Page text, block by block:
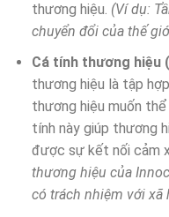
thương hiệu. (Ví dụ:
chuyển đổi của thế
Cá tính thương hiệu
thương hiệu là tập
thương hiệu muốn
tính này giúp thương
được sự kết nối cảm
thương hiệu của
có trách nhiệm với xã